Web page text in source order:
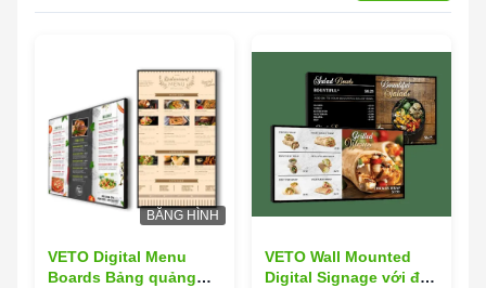
BĂNG HÌNH
VETO Digital Menu
Boards Bảng quảng
VETO Wall Mounted
Digital Signage với độ